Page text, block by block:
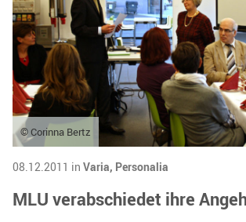
© Corinna Bertz
08.12.2011 in Varia, Personalia
MLU verabschiedet ihre